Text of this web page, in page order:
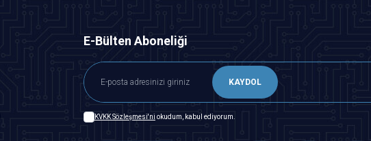
E-Bülten Aboneliği
KAYDOL
KVKK Sözleşmesi'ni okudum, kabul ediyorum.